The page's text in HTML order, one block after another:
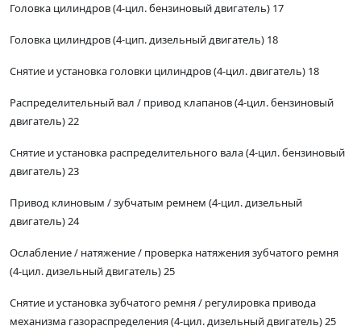
Головка цилиндров (4-цил. бензиновый двигатель) 17
Головка цилиндров (4-цип. дизельный двигатель) 18
Снятие и установка головки цилиндров (4-цил. двигатель) 18
Распределительный вал / привод клапанов (4-цил. бензиновый
двигатель) 22
Снятие и установка распределительного вала (4-цил. бензиновый
двигатель) 23
Привод клиновым / зубчатым ремнем (4-цил. дизельный
двигатель) 24
Ослабление / натяжение / проверка натяжения зубчатого ремня
(4-цил. дизельный двигатель) 25
Снятие и установка зубчатого ремня / регулировка привода
механизма газораспределения (4-цил. дизельный двигатель) 25